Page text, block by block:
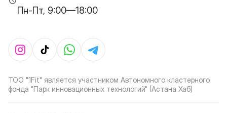
Пн-Пт, 9:00—18:00
ТОО "1Fit" является участником Автономного кластерного
фонда "Парк инновационных технологий" (Астана Хаб)